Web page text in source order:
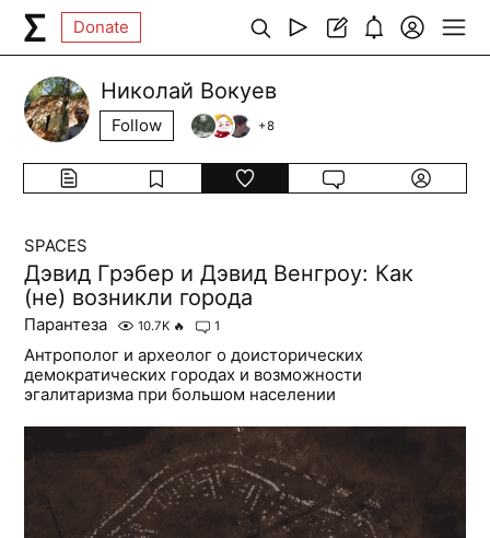
Donate
Николай Вокуев
Follow +8
SPACES
Дэвид Грэбер и Дэвид Венгроу: Как
(не) возникли города
Парантеза 10.7K 🔥 1
Антрополог и археолог о доисторических
демократических городах и возможности
эгалитаризма при большом населении